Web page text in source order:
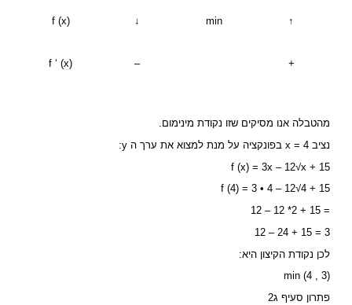
↑
min
↓
f (x)
+
–
f ‘ (x)
מהטבלה אנו מסיקים שזו נקודת מינימום.
נציב x = 4 בפונקציה על מנת למצוא את ערך ה y:
f (x) = 3x – 12√x + 15
f (4) = 3 • 4 – 12√4 + 15
12 – 12 *2 + 15 =
12 – 24 + 15 = 3
לכן נקודת הקיצון היא:
min (4 , 3)
פתרון סעיף ג2